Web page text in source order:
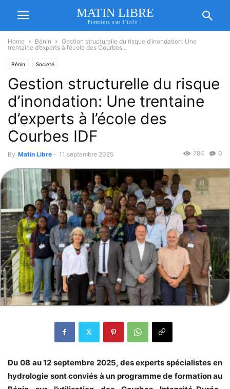
MATIN LIBRE
Premiers sur l'info !
Home Bénin
Gestion structurelle du risque d’inondation: Une
trentaine d’experts à l’école des Courbes...
Bénin Société
Gestion structurelle du risque
d’inondation: Une trentaine
d’experts à l’école des
Courbes IDF
By Matin Libre - 11 septembre 2025 0
784
Du 08 au 12 septembre 2025, des experts spécialistes en
hydrologie sont conviés à un programme de formation au